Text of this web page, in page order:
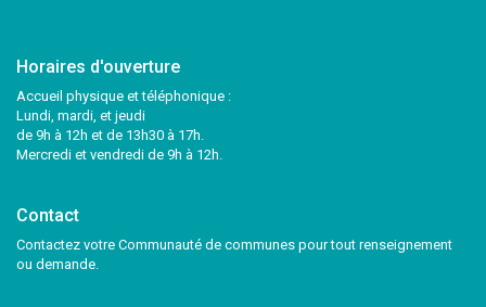
Horaires d'ouverture
Accueil physique et téléphonique :
Lundi, mardi, et jeudi
de 9h à 12h et de 13h30 à 17h.
Mercredi et vendredi de 9h à 12h.
Contact
Contactez votre Communauté de communes pour tout renseignement
ou demande.